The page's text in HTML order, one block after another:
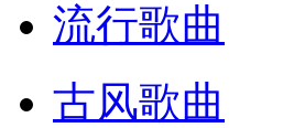
流行歌曲
古风歌曲